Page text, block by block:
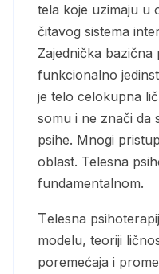
tela koje uzimaju u
čitavog sistema
Zajednička
funkcionalno
je telo celokupna
somu i ne znači da
psihe. Mnogi
oblast. Telesna
fundamentalnom.
Telesna psihoterapija se bazira na razvojnom
modelu, teoriji
poremećaja i